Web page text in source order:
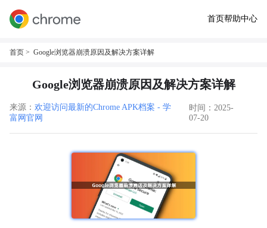
首页帮助中心
首页 > Google浏览器崩溃原因及解决方案详解
Google浏览器崩溃原因及解决方案详解
来源： 欢迎访问最新的Chrome APK档案 - 学
富网官网
时间：2025-
07-20